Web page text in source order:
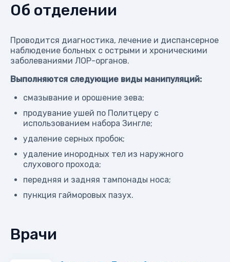
Об отделении
Проводится диагностика, лечение и диспансерное
наблюдение больных с острыми и хроническими
заболеваниями ЛОР-органов.
Выполняются следующие виды манипуляций:
смазывание и орошение зева;
продувание ушей по Политцеру с
использованием набора Зингле;
удаление серных пробок;
удаление инородных тел из наружного
слухового прохода;
передняя и задняя тампонады носа;
пункция гайморовых пазух.
Врачи